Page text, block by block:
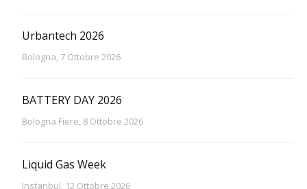
Urbantech 2026
Bologna, 7 Ottobre 2026
BATTERY DAY 2026
Bologna Fiere, 8 Ottobre 2026
Liquid Gas Week
Instanbul, 12 Ottobre 2026